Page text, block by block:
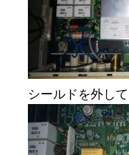
シールドを外し